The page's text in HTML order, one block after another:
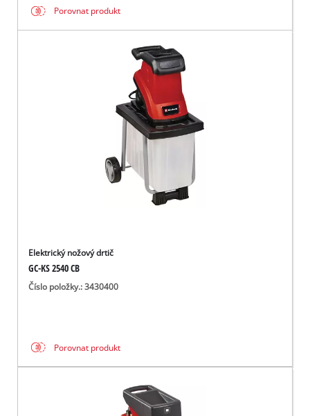
Porovnat produkt
Elektrický nožový drtič
GC-KS 2540 CB
Číslo položky.: 3430400
Porovnat produkt